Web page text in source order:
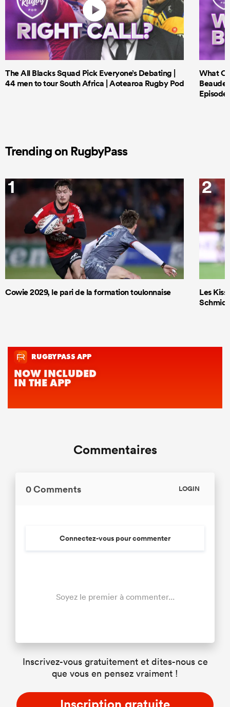
The All Blacks Squad Pick Everyone’s Debating |
44 men to tour South Africa | Aotearoa Rugby Pod
What
Episode
Trending on RugbyPass
1
Cowie 2029, le pari de la formation toulonnaise
2
Les
Schmidt
Commentaires
0 Comments LOGIN
Connectez-vous pour commenter
Soyez le premier à commenter...
Inscrivez-vous gratuitement et dites-nous ce
que vous en pensez vraiment !